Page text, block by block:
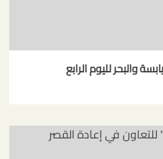
والبحر لليوم الرابع